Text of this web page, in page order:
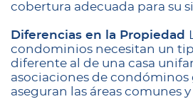
cobertura adecuada para su
Diferencias en la Propiedad
condominios necesitan un
diferente al de una casa
asociaciones de
aseguran las áreas comunes